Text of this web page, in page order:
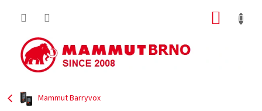
Mammut Barryvox